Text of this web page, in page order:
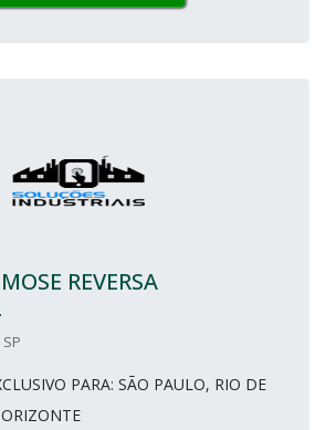
REVERSA
PARA: SÃO PAULO, RIO DE